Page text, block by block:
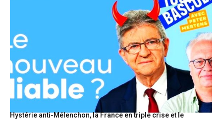
Hystérie anti-Mélenchon, la France en triple crise et le